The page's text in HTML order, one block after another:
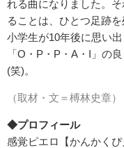
れる曲になりました。
ることは、ひとつ足跡
小学生が10年後に思い
「O・P・P・A・I」の
(笑)。
（取材・文＝榑林史章）
◆プロフィール
感覚ピエロ【かんかく